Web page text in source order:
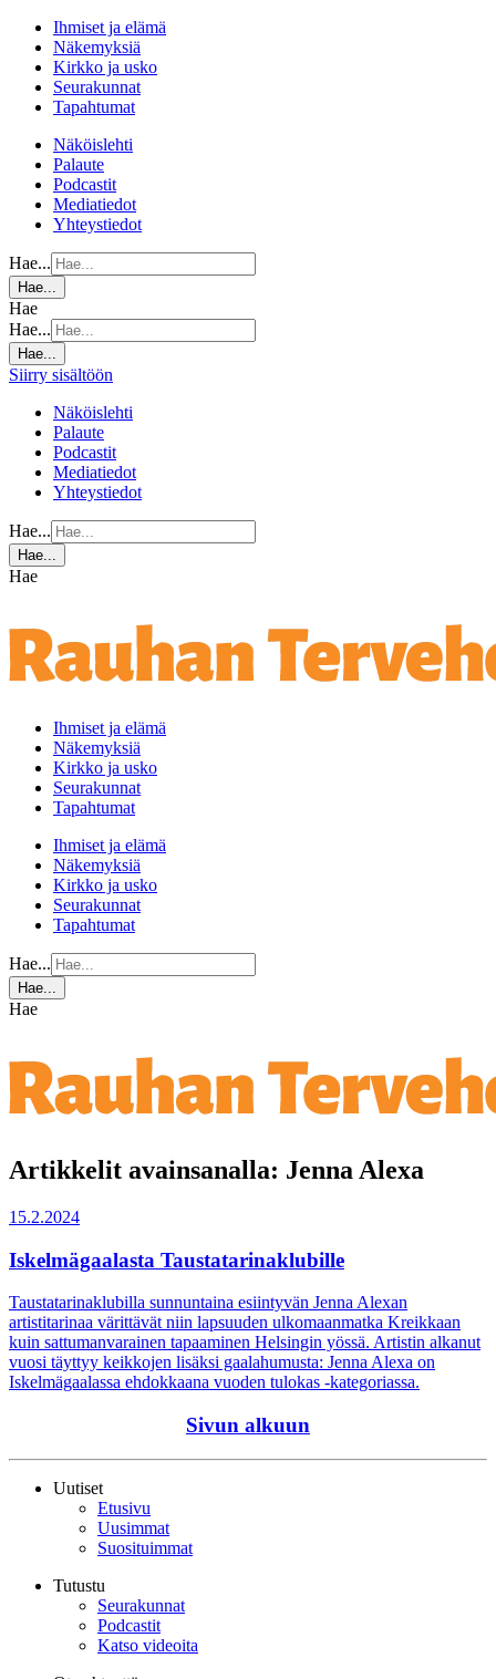
Ihmiset ja elämä
Näkemyksiä
Kirkko ja usko
Seurakunnat
Tapahtumat
Näköislehti
Palaute
Podcastit
Mediatiedot
Yhteystiedot
Hae...
Hae...
Hae
Hae...
Hae...
Siirry sisältöön
Näköislehti
Palaute
Podcastit
Mediatiedot
Yhteystiedot
Hae...
Hae...
Hae
Ihmiset ja elämä
Näkemyksiä
Kirkko ja usko
Seurakunnat
Tapahtumat
Ihmiset ja elämä
Näkemyksiä
Kirkko ja usko
Seurakunnat
Tapahtumat
Hae...
Hae...
Hae
Artikkelit avainsanalla: Jenna Alexa
15.2.2024
Iskelmägaalasta Taustatarinaklubille
Taustatarinaklubilla sunnuntaina esiintyvän Jenna Alexan
artistitarinaa värittävät niin lapsuuden ulkomaanmatka Kreikkaan
kuin sattumanvarainen tapaaminen Helsingin yössä. Artistin alkanut
vuosi täyttyy keikkojen lisäksi gaalahumusta: Jenna Alexa on
Iskelmägaalassa ehdokkaana vuoden tulokas -kategoriassa.
Sivun alkuun
Uutiset
Etusivu
Uusimmat
Suosituimmat
Tutustu
Seurakunnat
Podcastit
Katso videoita